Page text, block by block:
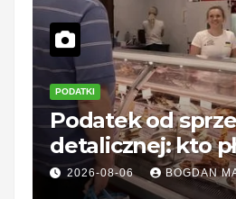
PODATKI
Podatek od
detalicznej: kto
wynosi?
2026-08-06 BOGDAN